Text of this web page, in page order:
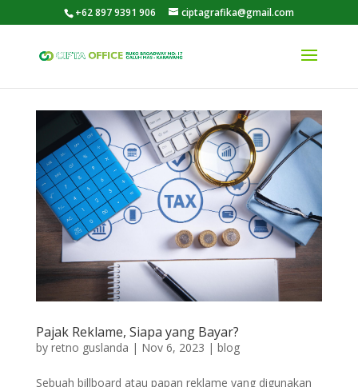
+62 897 9391 906 ciptagrafika@gmail.com
Pajak Reklame, Siapa yang Bayar?
by retno guslanda | Nov 6, 2023 | blog
Sebuah billboard atau papan reklame yang digunakan